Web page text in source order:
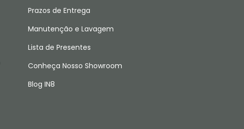
Prazos de Entrega
Manutenção e Lavagem
Lista de Presentes
Conheça Nosso Showroom
Blog IN8